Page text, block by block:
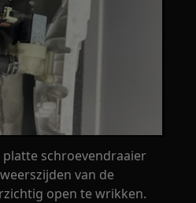
platte schroevendraaier
van de
open te wrikken.